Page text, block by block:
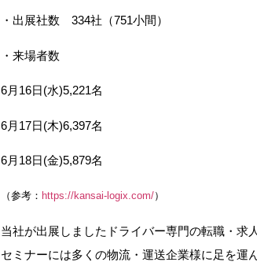
・出展社数 334社（751小間）
・来場者数
6月16日(水)5,221名
6月17日(木)6,397名
6月18日(金)5,879名
（参考： https://kansai-logix.com/）
当社が出展しましたドライバー専門の転職・求
セミナーには多くの物流・運送企業様に足を運